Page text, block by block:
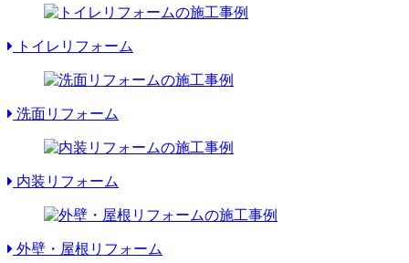
トイレリフォーム
洗面リフォーム
内装リフォーム
外壁・屋根リフォーム